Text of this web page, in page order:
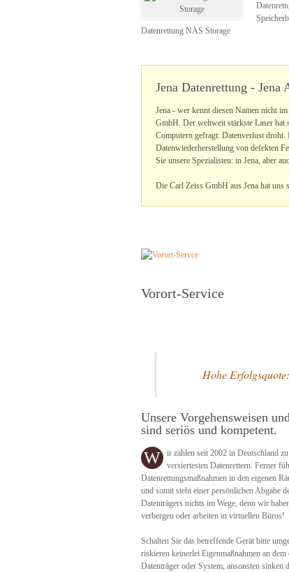
Datenrettung NAS Storage
Jena Datenrettung - Jena
Jena - wer kennt diesen Namen nicht
GmbH. Der weltweit stärkste Laser hat
Computern gefragt: Datenverlust
Datenwiederherstellung von defekten
Sie unsere Spezialisten: in Jena, aber
Die Carl Zeiss GmbH aus Jena hat
Vorort-Service
Hohe
Unsere Vorgehensweisen
sind seriös und kompetent.
W
ir zählen seit 2002 in Deutschland
versiertesten Datenrettern. Ferner
Datenrettungsmaßnahmen in den eigenen
und somit steht einer persönlichen Abgabe
Datenträgers nichts im Wege, denn wir
verbergen oder arbeiten in virtuellen Büros!
Schalten Sie das betreffende Gerät bitte
riskieren keinerlei Eigenmaßnahmen an dem
Datenträger oder System, ansonsten sinken